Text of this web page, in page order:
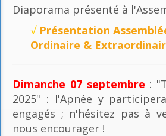
Diaporama présenté à
√ Présentation
Ordinaire &
Dimanche 07 septembre :
2025" : l'Apnée y
engagés ; n'hésitez pas à
nous encourager !